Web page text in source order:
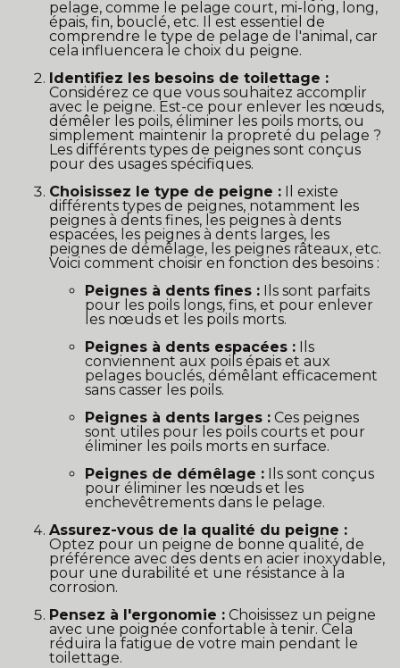
pelage, comme le pelage court, mi-long, long,
épais, fin, bouclé, etc. Il est essentiel de
comprendre le type de pelage de l'animal, car
cela influencera le choix du peigne.
Identifiez les besoins de toilettage :
Considérez ce que vous souhaitez accomplir
avec le peigne. Est-ce pour enlever les nœuds,
démêler les poils, éliminer les poils morts, ou
simplement maintenir la propreté du pelage ?
Les différents types de peignes sont conçus
pour des usages spécifiques.
Choisissez le type de peigne : Il existe
différents types de peignes, notamment les
peignes à dents fines, les peignes à dents
espacées, les peignes à dents larges, les
peignes de démêlage, les peignes râteaux, etc.
Voici comment choisir en fonction des besoins :
Peignes à dents fines : Ils sont parfaits
pour les poils longs, fins, et pour enlever
les nœuds et les poils morts.
Peignes à dents espacées : Ils
conviennent aux poils épais et aux
pelages bouclés, démêlant efficacement
sans casser les poils.
Peignes à dents larges : Ces peignes
sont utiles pour les poils courts et pour
éliminer les poils morts en surface.
Peignes de démêlage : Ils sont conçus
pour éliminer les nœuds et les
enchevêtrements dans le pelage.
Assurez-vous de la qualité du peigne :
Optez pour un peigne de bonne qualité, de
préférence avec des dents en acier inoxydable,
pour une durabilité et une résistance à la
corrosion.
Pensez à l'ergonomie : Choisissez un peigne
avec une poignée confortable à tenir. Cela
réduira la fatigue de votre main pendant le
toilettage.